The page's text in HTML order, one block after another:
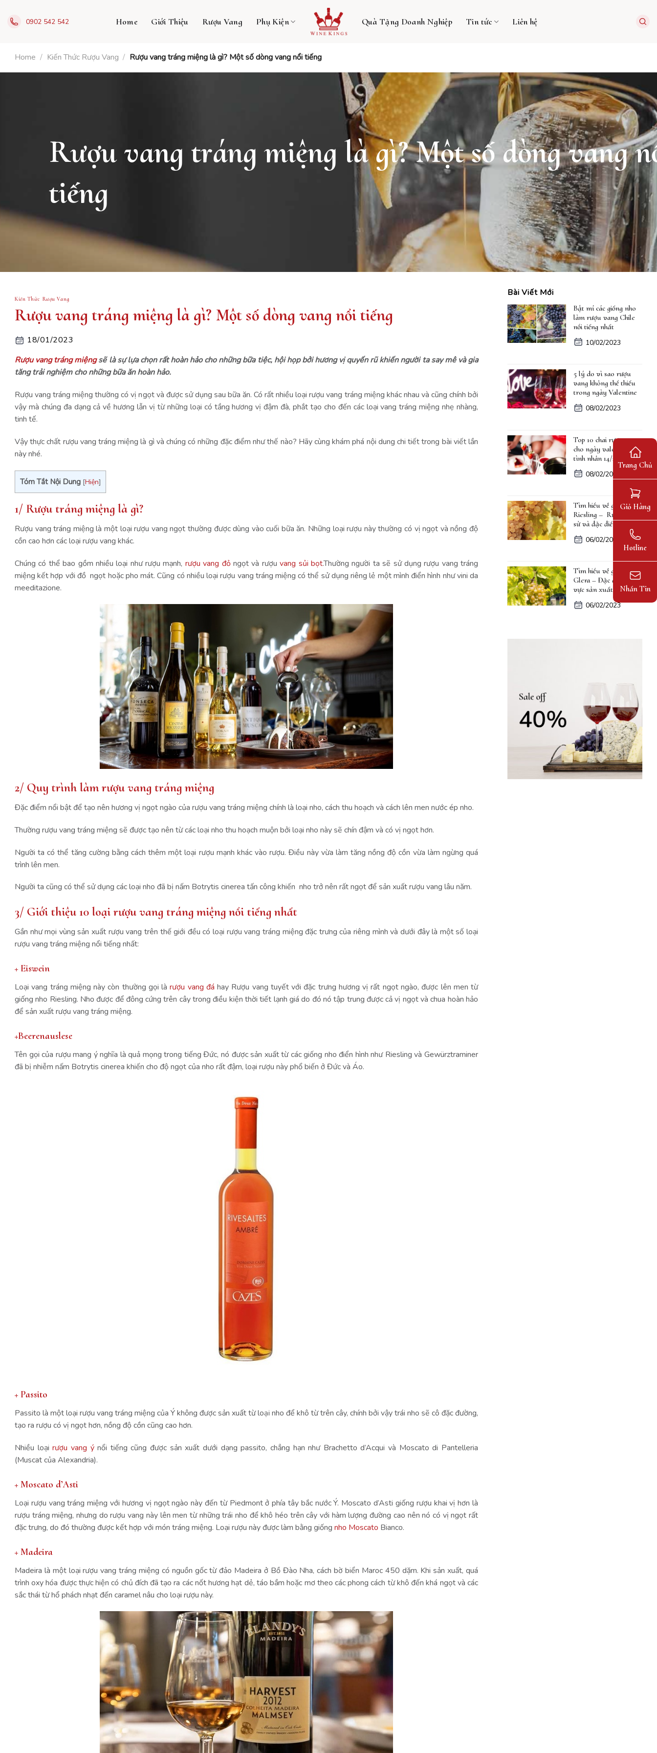
0902 542 542 Home Giới Thiệu Rượu Vang Phụ Kiện Quà Tặng Doanh Nghiệp Tin tức Liên hệ
Home / Kiến Thức Rượu Vang / Rượu vang tráng miệng là gì? Một số dòng vang nổi tiếng
Rượu vang tráng miệng là gì? Một số dòng vang
tiếng
Kiến Thức Rượu Vang
Rượu vang tráng miệng là gì? Một số dòng vang nổi tiếng
18/01/2023
Rượu vang tráng miệngsẽ là sự lựa chọn rất hoàn hảo cho những bữa tiệc, hội họp bởi hương vị quyến rũ khiến người ta say mê và gia
tăng trải nghiệm cho những bữa ăn hoàn hảo.
Rượu vang tráng miệng thường có vị ngọt và được sử dụng sau bữa ăn. Có rất nhiều loại rượu vang tráng miệng khác nhau và cũng chính bởi
vậy mà chúng đa dạng cả về hương lẫn vị từ những loại có tầng hương vị đậm đà, phắt tạo cho đến các loại vang tráng miệng nhẹ nhàng,
tinh tế.
Vậy thực chất rượu vang tráng miệng là gì và chúng có những đặc điểm như thế nào? Hãy cùng khám phá nội dung chi tiết trong bài viết lần
này nhé.
Tóm Tắt Nội Dung [Hiện]
1/ Rượu tráng miệng là gì?
Rượu vang tráng miệng là một loại rượu vang ngọt thường được dùng vào cuối bữa ăn. Những loại rượu này thường có vị ngọt và nồng độ
cồn cao hơn các loại rượu vang khác.
Chúng có thể bao gồm nhiều loại như rượu mạnh, rượu vang đỏngọt và rượuvang sủi bọt.Thường người ta sẽ sử dụng rượu vang tráng
miệng kết hợp với đồ ngọt hoặc pho mát. Cũng có nhiều loại rượu vang tráng miệng có thể sử dụng riêng lẻ một mình điển hình như vini da
meeditazione.
2/ Quy trình làm rượu vang tráng miệng
Đặc điểm nổi bật để tạo nên hương vị ngọt ngào của rượu vang tráng miệng chính là loại nho, cách thu hoạch và cách lên men nước ép nho.
Thường rượu vang tráng miệng sẽ được tạo nên từ các loại nho thu hoạch muộn bởi loại nho này sẽ chín đậm và có vị ngọt hơn.
Người ta có thể tăng cường bằng cách thêm một loại rượu mạnh khác vào rượu. Điều này vừa làm tăng nồng độ cồn vừa làm ngừng quá
trình lên men.
Người ta cũng có thể sử dụng các loại nho đã bị nấm Botrytis cinerea tấn công khiến nho trở nên rất ngọt để sản xuất rượu vang lâu năm.
3/ Giới thiệu 10 loại rượu vang tráng miệng nổi tiếng nhất
Gần như mọi vùng sản xuất rượu vang trên thế giới đều có loại rượu vang tráng miệng đặc trưng của riêng mình và dưới đây là một số loại
rượu vang tráng miệng nổi tiếng nhất:
+ Eiswein
Loại vang tráng miệng này còn thường gọi làrượu vang đá hay Rượu vang tuyết với đặc trưng hương vị rất ngọt ngào, được lên men từ
giống nho Riesling. Nho được để đông cứng trên cây trong điều kiện thời tiết lạnh giá do đó nó tập trung được cả vị ngọt và chua hoàn hảo
để sản xuất rượu vang tráng miệng.
+Beerenauslese
Tên gọi của rượu mang ý nghĩa là quả mọng trong tiếng Đức, nó được sản xuất từ các giống nho điển hình như Riesling và Gewürztraminer
đã bị nhiễm nấm Botrytis cinerea khiến cho độ ngọt của nho rất đậm, loại rượu này phổ biến ở Đức và Áo.
+ Passito
Passito là một loại rượu vang tráng miệng của Ý không được sản xuất từ loại nho để khô từ trên cây, chính bởi vậy trái nho sẽ cô đặc đường,
tạo ra rượu có vị ngọt hơn, nồng độ cồn cũng cao hơn.
Nhiều loạirượu vang ýnổi tiếng cũng được sản xuất dưới dạng passito, chẳng hạn như Brachetto d’Acqui và Moscato di Pantelleria
(Muscat của Alexandria).
+ Moscato d’Asti
Loại rượu vang tráng miệng với hương vị ngọt ngào này đến từ Piedmont ở phía tây bắc nước Ý. Moscato d’Asti giống rượu khai vị hơn là
rượu tráng miệng, nhưng do rượu vang này lên men từ những trái nho để khô héo trên cây với hàm lượng đường cao nên nó có vị ngọt rất
đặc trưng, do đó thường được kết hợp với món tráng miệng. Loại rượu này được làm bằng giống nho Moscato Bianco.
+ Madeira
Madeira là một loại rượu vang tráng miệng có nguồn gốc từ đảo Madeira ở Bồ Đào Nha, cách bờ biển Maroc 450 dặm. Khi sản xuất, quá
trình oxy hóa được thực hiện có chủ đích đã tạo ra các nốt hương hạt dẻ, táo bầm hoặc mơ theo các phong cách từ khô đến khá ngọt và các
sắc thái từ hổ phách nhạt đến caramel nâu cho loại rượu này.
Bài Viết Mới
Bật mí các giống nho
làm rượu vang Chile
nổi tiếng nhất
10/02/2023
5 lý do vì sao rượu
vang không thể thiếu
trong ngày Valentine
08/02/2023
Top 10 chai rượu vang
cho ngày valentine lễ
tình nhân 14/2
08/02/2023
Tìm hiểu về giống nho
Riesling – Rượu, lịch
sử và đặc điểm
06/02/2023
Tìm hiểu về giống nho
Glera – Đặc điểm, khu
vực sản xuất
06/02/2023
Trang Chủ
Giỏ Hàng
Hotline
Nhắn Tin